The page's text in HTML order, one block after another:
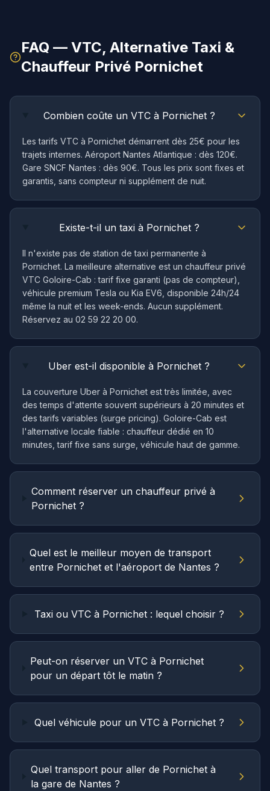
FAQ — VTC, Alternative Taxi &
Chauffeur Privé Pornichet
Combien coûte un VTC à Pornichet ?
Les tarifs VTC à Pornichet démarrent dès 25€ pour les
trajets internes. Aéroport Nantes Atlantique : dès 120€.
Gare SNCF Nantes : dès 90€. Tous les prix sont fixes et
garantis, sans compteur ni supplément de nuit.
Existe-t-il un taxi à Pornichet ?
Il n'existe pas de station de taxi permanente à
Pornichet. La meilleure alternative est un chauffeur privé
VTC Goloire-Cab : tarif fixe garanti (pas de compteur),
véhicule premium Tesla ou Kia EV6, disponible 24h/24
même la nuit et les week-ends. Aucun supplément.
Réservez au 02 59 22 20 00.
Uber est-il disponible à Pornichet ?
La couverture Uber à Pornichet est très limitée, avec
des temps d'attente souvent supérieurs à 20 minutes et
des tarifs variables (surge pricing). Goloire-Cab est
l'alternative locale fiable : chauffeur dédié en 10
minutes, tarif fixe sans surge, véhicule haut de gamme.
Comment réserver un chauffeur privé à
Pornichet ?
Quel est le meilleur moyen de transport
entre Pornichet et l'aéroport de Nantes ?
Taxi ou VTC à Pornichet : lequel choisir ?
Peut-on réserver un VTC à Pornichet
pour un départ tôt le matin ?
Quel véhicule pour un VTC à Pornichet ?
Quel transport pour aller de Pornichet à
la gare de Nantes ?